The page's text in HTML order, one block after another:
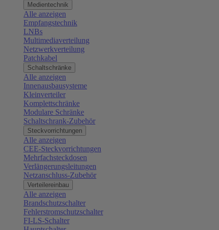
Medientechnik
Alle anzeigen
Empfangstechnik
LNBs
Multimediaverteilung
Netzwerkverteilung
Patchkabel
Schaltschränke
Alle anzeigen
Innenausbausysteme
Kleinverteiler
Komplettschränke
Modulare Schränke
Schaltschrank-Zubehör
Steckvorrichtungen
Alle anzeigen
CEE-Steckvorrichtungen
Mehrfachsteckdosen
Verlängerungsleitungen
Netzanschluss-Zubehör
Verteilereinbau
Alle anzeigen
Brandschutzschalter
Fehlerstromschutzschalter
FI-LS-Schalter